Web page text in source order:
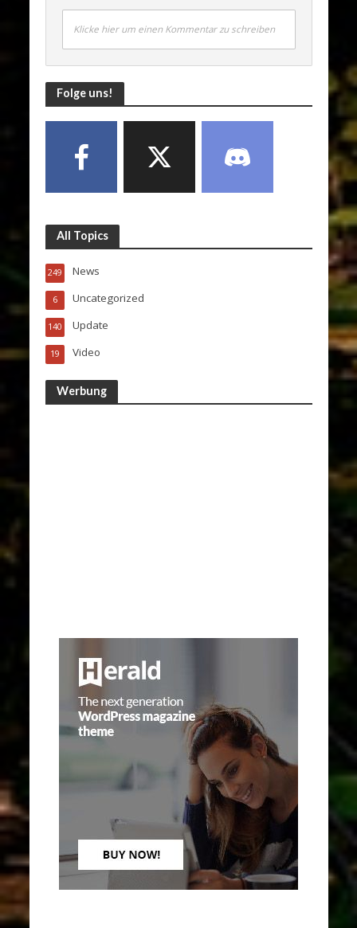
Klicke hier um einen Kommentar zu schreiben
Folge uns!
All Topics
News
249
Uncategorized
6
Update
140
Video
19
Werbung